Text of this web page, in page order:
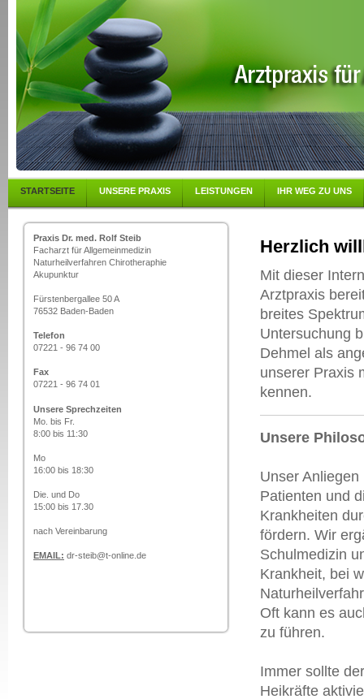
STARTSEITE UNSERE PRAXIS LEISTUNGEN IHR WEG ZU UNS
Praxis Dr. med. Rolf Steib
Facharzt für Allgemeinmedizin
Naturheilverfahren Chirotheraphie
Akupunktur
Fürstenbergallee 50 A
76532 Baden-Baden
Telefon
07221 - 96 74 00
Fax
07221 - 96 74 01
Unsere Sprechzeiten
Mo. bis Fr.
8:00 bis 11:30
Mo
16:00 bis 18:30
Die. und Do
15:00 bis 17.30
nach Vereinbarung
EMAIL: dr-steib@t-online.de
Herzlich
Mit dieser
Arztpraxis
breites
Untersuchung
Dehmel als
unserer Praxis
kennen.
Unsere
Unser
Patienten und
Krankheiten
fördern. Wir
Schulmedizin
Krankheit, bei
Oft kann es
zu führen.
Immer sollte
Heikräfte